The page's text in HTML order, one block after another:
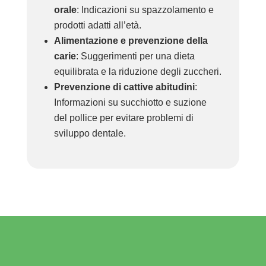
orale: Indicazioni su spazzolamento e
prodotti adatti all’età.
Alimentazione e prevenzione della
carie: Suggerimenti per una dieta
equilibrata e la riduzione degli zuccheri.
Prevenzione di cattive abitudini:
Informazioni su succhiotto e suzione
del pollice per evitare problemi di
sviluppo dentale.